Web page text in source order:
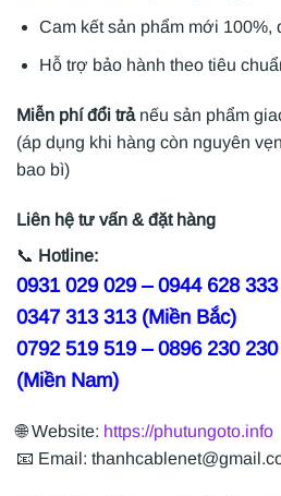
Cam kết sản phẩm mới 100%,
Hỗ trợ bảo hành theo tiêu
Miễn phí đổi trảnếu sản phẩm
(áp dụng khi hàng còn nguyên
bao bì)
Liên hệ tư vấn & đặt hàng
📞 Hotline:
0931 029 029 – 0944 628
0347 313 313 (Miền Bắc)
0792 519 519 – 0896 230
(Miền Nam)
🌐 Website: https://phutungoto.info
📧 Email: